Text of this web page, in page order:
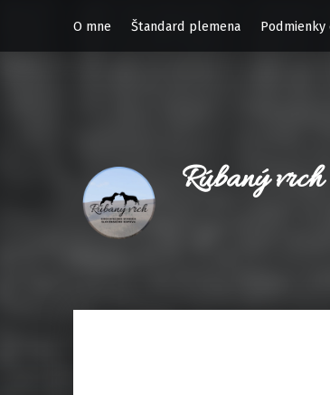
O mne Štandard plemena Podmienky
Rúbaný vrch